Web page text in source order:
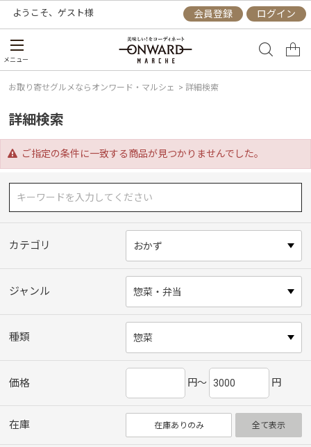
ようこそ、 ゲスト様 会員登録 ログイン
メニュー
お取り寄せグルメならオンワード・マルシェ > 詳細検索
詳細検索
ご指定の条件に一致する商品が見つかりませんでした。
カテゴリ
ジャンル
種類
価格 円～ 円
在庫 在庫ありのみ 全て表示